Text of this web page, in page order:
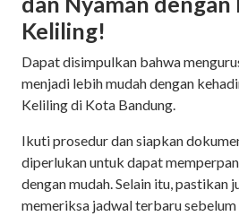
Keliling!
Dapat disimpulkan bahwa
menjadi lebih mudah dengan
Keliling di Kota Bandung.
Ikuti prosedur dan siapkan
diperlukan untuk dapat
dengan mudah. Selain itu, pastikan
memeriksa jadwal terbaru